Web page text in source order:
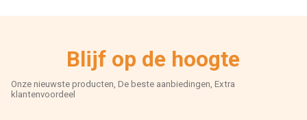
Blijf op de hoogte
Onze nieuwste producten, De beste aanbiedingen, Extra
klantenvoordeel